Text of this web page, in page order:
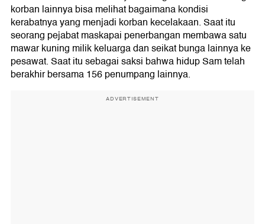
korban lainnya bisa melihat bagaimana kondisi
kerabatnya yang menjadi korban kecelakaan. Saat itu
seorang pejabat maskapai penerbangan membawa satu
mawar kuning milik keluarga dan seikat bunga lainnya ke
pesawat. Saat itu sebagai saksi bahwa hidup Sam telah
berakhir bersama 156 penumpang lainnya.
ADVERTISEMENT